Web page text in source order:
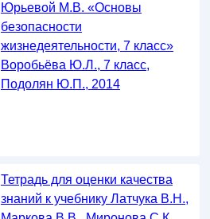
Юрьевой М.В. «Основы
безопасности
жизнедеятельности, 7 класс»
Воробьёва Ю.Л., 7 класс,
Подолян Ю.П., 2014
Тетрадь для оценки качества
знаний к учебнику Латчука В.Н.,